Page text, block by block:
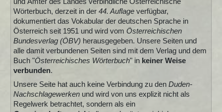
Wörterbuch, derzeit in der 44. Auflageverfügbar,
dokumentiert das Vokabular der deutschen Sprache in
Österreich seit 1951 und wird vom Österreichischen
Bundesverlag (ÖBV) herausgegeben. Unsere Seiten und
alle damit verbundenen Seiten sind mit dem Verlag und dem
Buch "Österreichisches Wörterbuch" in keiner Weise
verbunden.
Unsere Seite hat auch keine Verbindung zu den Duden-
Nachschlagewerkenund wird von uns explizit nicht als
Regelwerk betrachtet, sondern als ein